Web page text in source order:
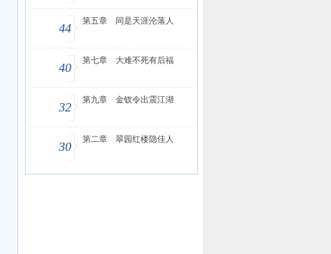
44
第五章 同是天涯沦落人
40
第七章 大难不死有后福
32
第九章 金钗令出震江湖
30
第二章 翠园红楼隐佳人